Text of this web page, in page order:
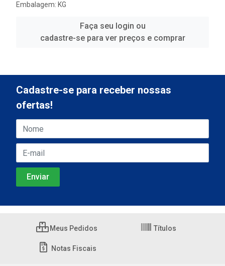
Embalagem: KG
Faça seu login ou
cadastre-se para ver preços e comprar
Cadastre-se para receber nossas
ofertas!
Meus Pedidos Títulos
Notas Fiscais